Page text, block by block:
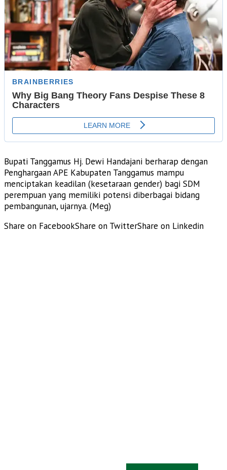
Bupati Tanggamus Hj. Dewi Handajani berharap dengan
Penghargaan APE Kabupaten Tanggamus mampu
menciptakan keadilan (kesetaraan gender) bagi SDM
perempuan yang memiliki potensi diberbagai bidang
pembangunan, ujarnya. (Meg)
Share on FacebookShare on TwitterShare on Linkedin